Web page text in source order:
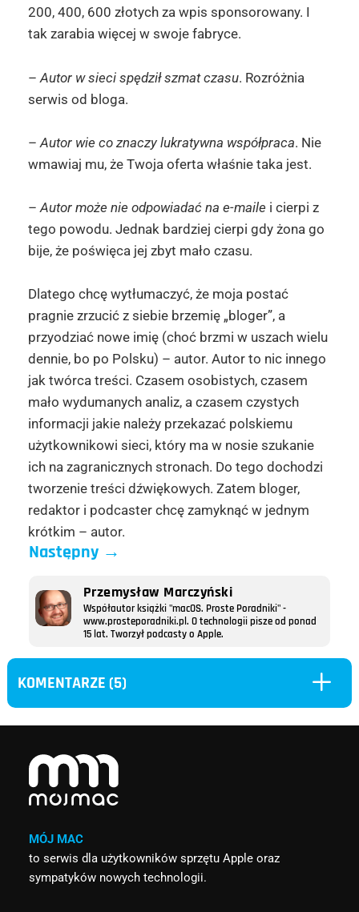
200, 400, 600 złotych za wpis sponsorowany. I
tak zarabia więcej w swoje fabryce.
– Autor w sieci spędził szmat czasu. Rozróżnia
serwis od bloga.
– Autor wie co znaczy lukratywna współpraca. Nie
wmawiaj mu, że Twoja oferta właśnie taka jest.
– Autor może nie odpowiadać na e-maile i cierpi z
tego powodu. Jednak bardziej cierpi gdy żona go
bije, że poświęca jej zbyt mało czasu.
Dlatego chcę wytłumaczyć, że moja postać
pragnie zrzucić z siebie brzemię „bloger”, a
przyodziać nowe imię (choć brzmi w uszach wielu
dennie, bo po Polsku) – autor. Autor to nic innego
jak twórca treści. Czasem osobistych, czasem
mało wydumanych analiz, a czasem czystych
informacji jakie należy przekazać polskiemu
użytkownikowi sieci, który ma w nosie szukanie
ich na zagranicznych stronach. Do tego dochodzi
tworzenie treści dźwiękowych. Zatem bloger,
redaktor i podcaster chcę zamyknąć w jednym
krótkim – autor.
Następny→
Przemysław Marczyński
Współautor książki "macOS. Proste Poradniki" -
www.prosteporadniki.pl. O technologii pisze od ponad
15 lat. Tworzył podcasty o Apple.
KOMENTARZE (5) L
MÓJ MAC
to serwis dla użytkowników sprzętu Apple oraz
sympatyków nowych technologii.